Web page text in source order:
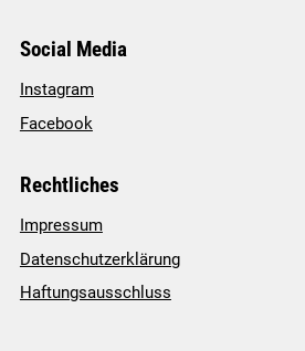
Social Media
Instagram
Facebook
Rechtliches
Impressum
Datenschutzerklärung
Haftungsausschluss